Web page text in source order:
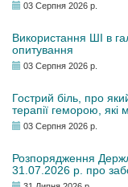
03 Серпня 2026 р.
Використання ШІ в
опитування
03 Серпня 2026 р.
Гострий біль, про
терапії геморою,
03 Серпня 2026 р.
Розпорядження
31.07.2026 р. про